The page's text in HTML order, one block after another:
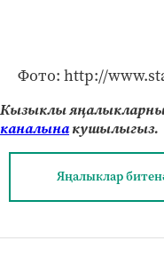
Фото: http://
Кызыклы яңалыкларны
каналынакушылыгыз.
Яңалыклар